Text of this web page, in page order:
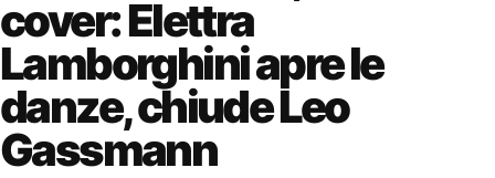
cover: Elettra
Lamborghini apre le
danze, chiude Leo
Gassmann